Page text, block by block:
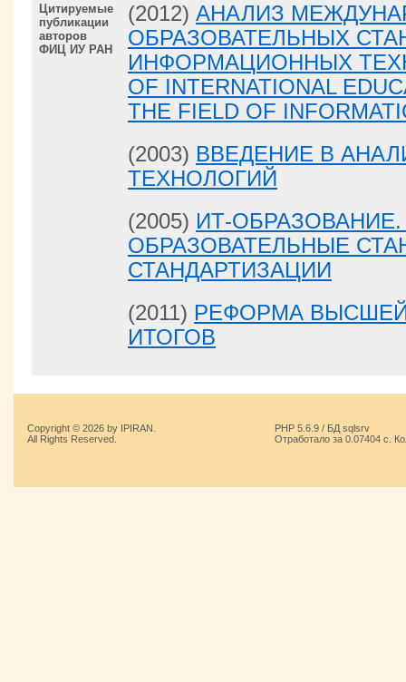
Цитируемые
публикации
авторов
ФИЦ ИУ РАН
(2012) АНАЛИЗ
ОБРАЗОВАТЕЛЬНЫХ
ИНФОРМАЦИОННЫХ
OF INTERNATIONAL
THE FIELD OF
(2003) ВВЕДЕНИЕ В
ТЕХНОЛОГИЙ
(2005) ИТ-
ОБРАЗОВАТЕЛЬНЫЕ
СТАНДАРТИЗАЦИИ
(2011) РЕФОРМА
ИТОГОВ
Copyright © 2026 by IPIRAN.
All Rights Reserved.
PHP 5.6.9 / БД sqlsrv
Отработало за 0.07404 с.